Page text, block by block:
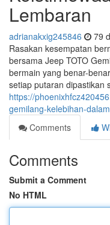
Lembaran
adrianakxig245846 79
Rasakan kesempatan
bersama Jeep TOTO
bermain yang benar-
setiap putaran dipastikan
https://
gemilang-kelebihan-
Comments
Comments
Submit a Comment
No HTML